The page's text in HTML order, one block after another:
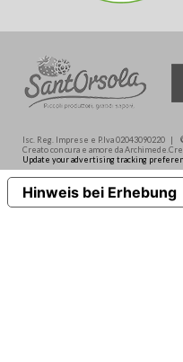
Isc. Reg. Imprese e P.Iva 02043090220 |
Creato con cura e amore da
Update your advertising tracking
Hinweis bei Erhebung